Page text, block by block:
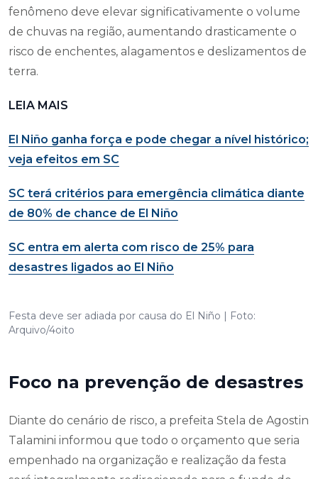
fenômeno deve elevar significativamente o volume
de chuvas na região, aumentando drasticamente o
risco de enchentes, alagamentos e deslizamentos de
terra.
LEIA MAIS
El Niño ganha força e pode chegar a nível histórico;
veja efeitos em SC
SC terá critérios para emergência climática diante
de 80% de chance de El Niño
SC entra em alerta com risco de 25% para
desastres ligados ao El Niño
Festa deve ser adiada por causa do El Niño | Foto:
Arquivo/4oito
Foco na prevenção de desastres
Diante do cenário de risco, a prefeita Stela de Agostin
Talamini informou que todo o orçamento que seria
empenhado na organização e realização da festa